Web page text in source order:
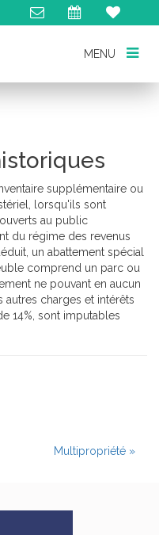
MENU
MENU
supplémentaire ou
lorsqu'ils sont
au public
du régime des revenus
un abattement spécial
comprend un parc ou
ne pouvant en aucun
autres charges et intérêts
14%, sont imputables
Multipropriété »